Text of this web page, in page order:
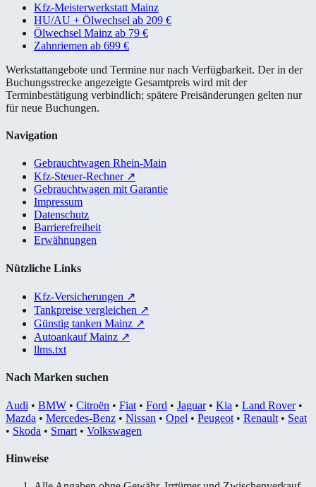
Kfz-Meisterwerkstatt Mainz
HU/AU + Ölwechsel ab 209 €
Ölwechsel Mainz ab 79 €
Zahnriemen ab 699 €
Werkstattangebote und Termine nur nach Verfügbarkeit. Der in der
Buchungsstrecke angezeigte Gesamtpreis wird mit der
Terminbestätigung verbindlich; spätere Preisänderungen gelten nur
für neue Buchungen.
Navigation
Gebrauchtwagen Rhein-Main
Kfz-Steuer-Rechner ↗
Gebrauchtwagen mit Garantie
Impressum
Datenschutz
Barrierefreiheit
Erwähnungen
Nützliche Links
Kfz-Versicherungen ↗
Tankpreise vergleichen ↗
Günstig tanken Mainz ↗
Autoankauf Mainz ↗
llms.txt
Nach Marken suchen
Audi • BMW • Citroën • Fiat • Ford • Jaguar• Kia • Land Rover•
Mazda • Mercedes-Benz • Nissan • Opel • Peugeot • Renault • Seat
• Skoda • Smart • Volkswagen
Hinweise